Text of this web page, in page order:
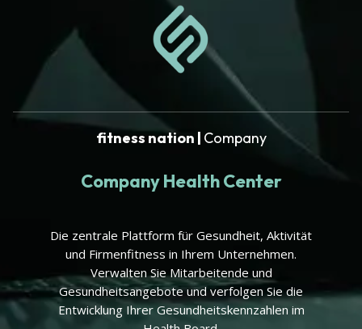
fitness nation | Company
Company Health Center
Die zentrale Plattform für Gesundheit, Aktivität
und Firmenfitness in Ihrem Unternehmen.
Verwalten Sie Mitarbeitende und
Gesundheitsangebote und verfolgen Sie die
Entwicklung Ihrer Gesundheitskennzahlen im